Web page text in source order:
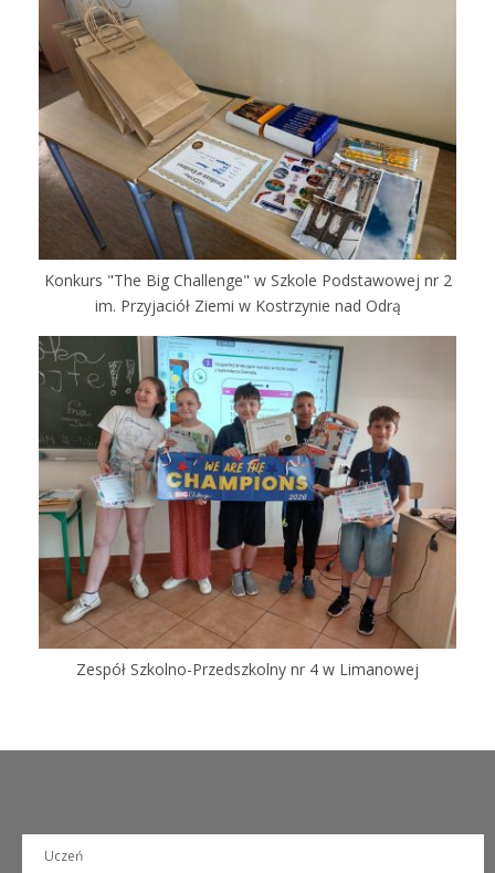
Konkurs "The Big Challenge" w Szkole Podstawowej nr 2
im. Przyjaciół Ziemi w Kostrzynie nad Odrą
Zespół Szkolno-Przedszkolny nr 4 w Limanowej
Uczeń